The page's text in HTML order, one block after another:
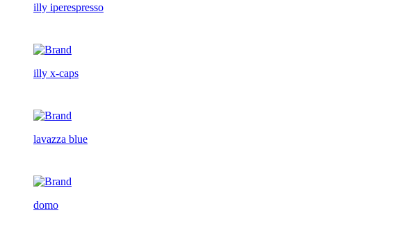
illy iperespresso
illy x-caps
lavazza blue
domo